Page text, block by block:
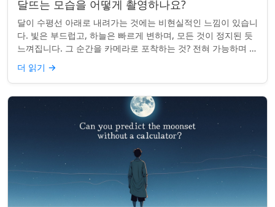
달뜨는 모습을 어떻게 촬영하나요?
달이 수평선 아래로 내려가는 것에는 비현실적인 느낌이 있습니
다. 빛은 부드럽고, 하늘은 빠르게 변하며, 모든 것이 정지된 듯
느껴집니다. 그 순간을 카메라로 포착하는 것? 전혀 가능하며 가
치가 있습니다. 간단한 팁:...
더 읽기 →